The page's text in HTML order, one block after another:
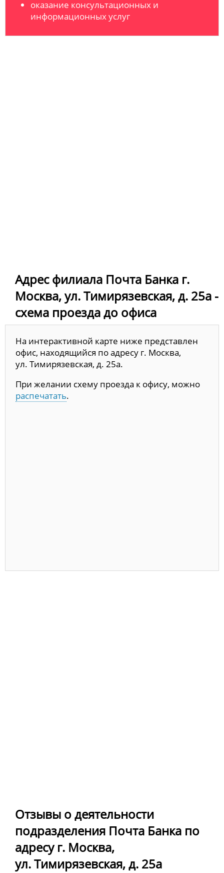
оказание консультационных и
информационных услуг
Адрес филиала Почта Банка г.
Москва, ул. Тимирязевская, д. 25а -
схема проезда до офиса
На интерактивной карте ниже представлен
офис, находящийся по адресу г. Москва,
ул. Тимирязевская, д. 25а.
При желании схему проезда к офису, можно
распечатать.
Отзывы о деятельности
подразделения Почта Банка по
адресу г. Москва,
ул. Тимирязевская, д. 25а